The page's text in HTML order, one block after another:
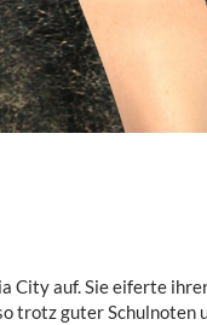
City auf.Sie eiferte
trotz guter Schulnoten